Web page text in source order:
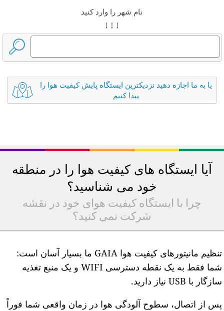
نام شهر را وارد کنید
↓ ↓ ↓
یا به ما اجازه دهید نزدیکترین ایستگاه پایش کیفیت هوا را
پیدا کنیم
آیا ایستگاه های کیفیت هوا را در منطقه
خود می شناسید؟
چرا با ایستگاه کیفیت هوای خود در نقشه
شرکت نمی کنید؟
تنظیم مانیتورهای کیفیت هوا GAIA ما بسیار آسان است:
شما فقط به یک نقطه دسترسی WIFI و یک منبع تغذیه
سازگار با USB نیاز دارید.
پس از اتصال، سطوح آلودگی هوا در زمان واقعی شما فوراً